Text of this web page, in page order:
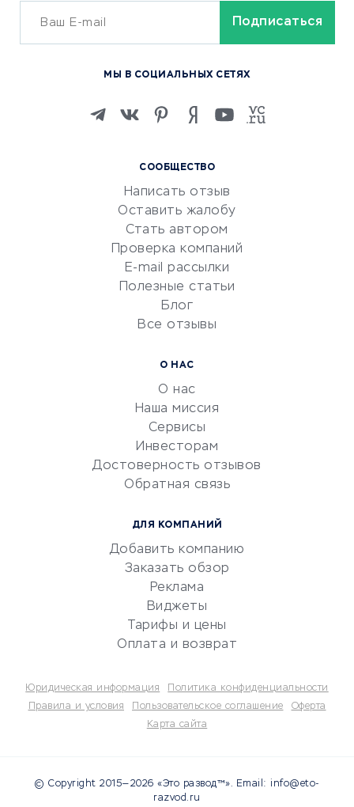
ОБУЧЕНИЕ И РАБОТА
Изучение иностранных
Маркетинг и продажи
Репетиторство
Красота и здоровье
Сервисы по поиску работы
Сетевой маркетинг
УСЛУГИ ДЛЯ БИЗНЕСА
документооборот
Юридические компании
Бухгалтерия онлайн
Потребительские кредиты
СООБЩЕСТВО
Написать отзыв
Оставить жалобу
Стать автором
Проверка компаний
E-mail рассылки
Полезные статьи
Блог
Все отзывы
О НАС
О нас
Наша миссия
Сервисы
Инвесторам
Достоверность отзывов
Обратная связь
ДЛЯ КОМПАНИЙ
Добавить компанию
Заказать обзор
Реклама
Виджеты
Тарифы и цены
Оплата и возврат
МЫ В СОЦИАЛЬНЫХ СЕТЯХ
Юридическая информация
Политика конфиденциальности
Правила и условия
Пользовательское соглашение
Оферта
Карта сайта
© Copyright 2015—2026 «Это развод™». Email: info@eto-
razvod.ru